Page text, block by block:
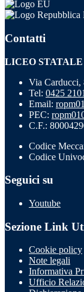
Contatti
LICEO STATALE
Via Carducci,
Tel: 0425
Email:
PEC:
C.F.:
Codice
Codice
Seguici su
Youtube
Sezione Link
Cookie policy
Note legali
Informativa
Ufficio